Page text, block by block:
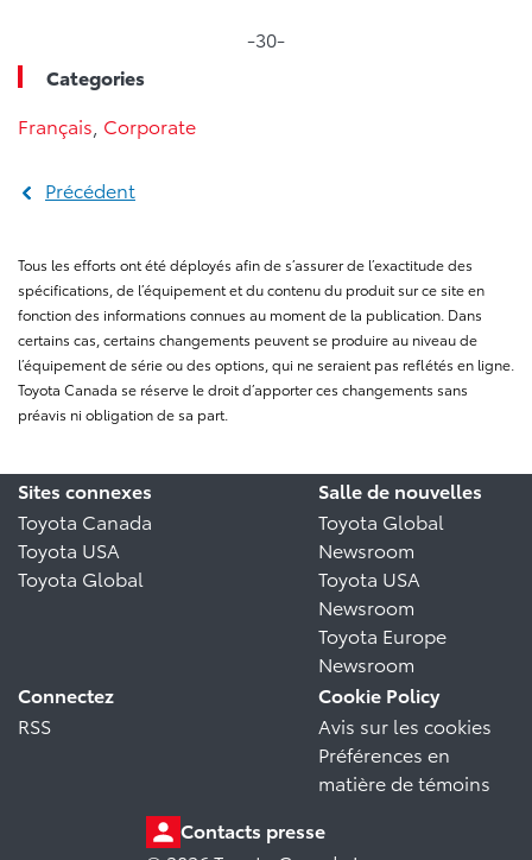
-30-
Categories
Français Corporate
Précédent
Tous les efforts ont été déployés afin de s’assurer de l’exactitude des
spécifications, de l’équipement et du contenu du produit sur ce site en
fonction des informations connues au moment de la publication. Dans
certains cas, certains changements peuvent se produire au niveau de
l’équipement de série ou des options, qui ne seraient pas reflétés en ligne.
Toyota Canada se réserve le droit d’apporter ces changements sans
préavis ni obligation de sa part.
Sites connexes
Toyota Canada
Toyota USA
Toyota Global
Salle de nouvelles
Toyota Global
Newsroom
Toyota USA
Newsroom
Toyota Europe
Newsroom
Connectez
RSS
Cookie Policy
Avis sur les cookies
Préférences en
matière de témoins
Contacts presse